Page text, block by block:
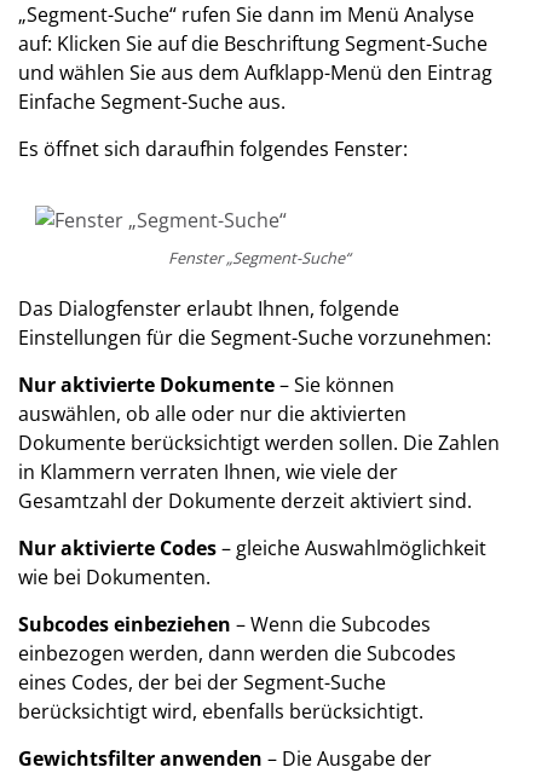
„Segment-Suche“ rufen Sie dann im Menü Analyse
auf: Klicken Sie auf die Beschriftung Segment-Suche
und wählen Sie aus dem Aufklapp-Menü den Eintrag
Einfache Segment-Suche aus.
Es öffnet sich daraufhin folgendes Fenster:
Fenster „Segment-Suche“
Das Dialogfenster erlaubt Ihnen, folgende
Einstellungen für die Segment-Suche vorzunehmen:
Nur aktivierte Dokumente– Sie können
auswählen, ob alle oder nur die aktivierten
Dokumente berücksichtigt werden sollen. Die Zahlen
in Klammern verraten Ihnen, wie viele der
Gesamtzahl der Dokumente derzeit aktiviert sind.
Nur aktivierte Codes– gleiche Auswahlmöglichkeit
wie bei Dokumenten.
Subcodes einbeziehen – Wenn die Subcodes
einbezogen werden, dann werden die Subcodes
eines Codes, der bei der Segment-Suche
berücksichtigt wird, ebenfalls berücksichtigt.
Gewichtsfilter anwenden – Die Ausgabe der